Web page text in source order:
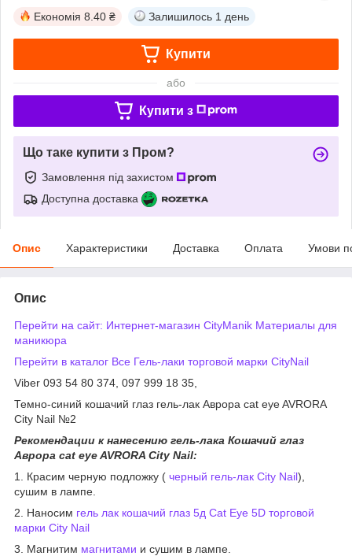
Економія 8.40 ₴ Залишилось 1 день
Купити
або
Купити з
Що таке купити з Пром?
Замовлення під захистом
Доступна доставка
Опис Характеристики Доставка Оплата Умови
Опис
Перейти на сайт: Интернет-магазин CityManik Материалы для
маникюра
Перейти в каталог Все Гель-лаки торговой марки CityNail
Viber 093 54 80 374, 097 999 18 35,
Темно-синий кошачий глаз гель-лак Аврора cat eye AVRORA
City Nail №2
Рекомендации к нанесению гель-лака Кошачий глаз
Аврора cat eye AVRORA City Nail:
1. Красим черную подложку ( черный гель-лак City Nail),
сушим в лампе.
2. Наносим гель лак кошачий глаз 5д Cat Eye 5D торговой
марки City Nail
3. Магнитим магнитами и сушим в лампе.